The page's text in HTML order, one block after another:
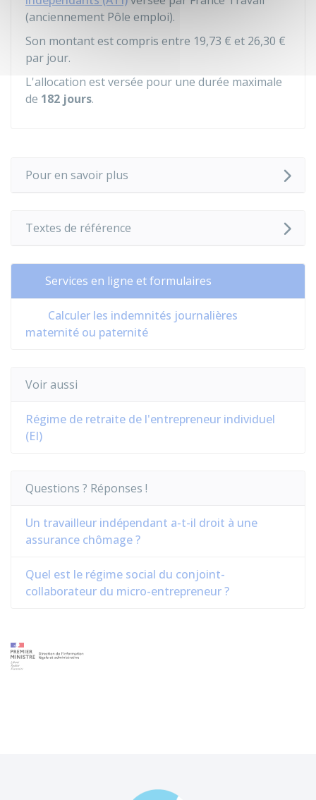
(anciennement Pôle emploi).
Son montant est compris entre 19,73 € et 26,30 €
par jour.
L'allocation est versée pour une durée maximale
de 182 jours.
Pour en savoir plus
Textes de référence
Services en ligne et formulaires
Calculer les indemnités journalières
maternité ou paternité
Voir aussi
Régime de retraite de l'entrepreneur individuel
(EI)
Questions ? Réponses !
Un travailleur indépendant a-t-il droit à une
assurance chômage ?
Quel est le régime social du conjoint-
collaborateur du micro-entrepreneur ?